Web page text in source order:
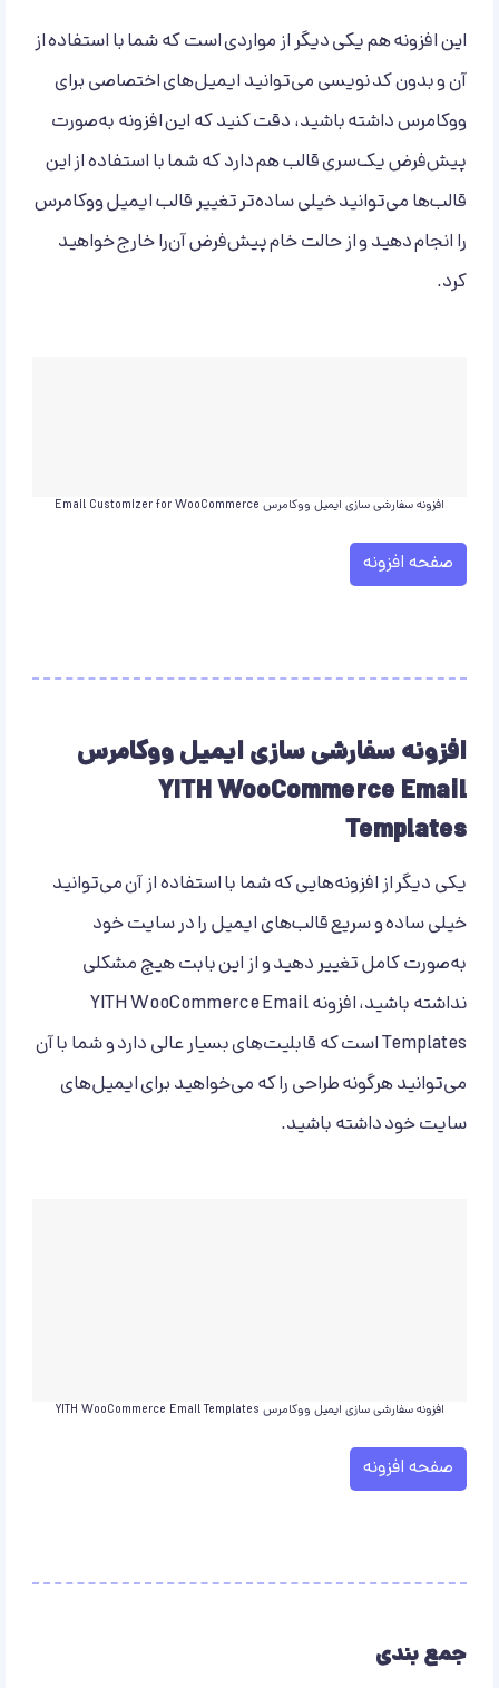
این افزونه هم یکی دیگر از مواردی است که شما با استفاده از
آن و بدون کد نویسی می‌توانید ایمیل‌های اختصاصی برای
ووکامرس داشته باشید، دقت کنید که این افزونه به‌صورت
پیش‌فرض یک‌سری قالب هم دارد که شما با استفاده از این
قالب‌ها می‌توانید خیلی ساده‌تر تغییر قالب ایمیل ووکامرس
را انجام دهید و از حالت خام پیش‌فرض آن‌را خارج خواهید
کرد.
افزونه سفارشی سازی ایمیل ووکامرس Email Customizer for WooCommerce
صفحه افزونه
افزونه سفارشی سازی ایمیل ووکامرس
YITH WooCommerce Email
Templates
یکی دیگر از افزونه‌هایی که شما با استفاده از آن می‌توانید
خیلی ساده و سریع قالب‌های ایمیل را در سایت خود
به‌صورت کامل تغییر دهید و از این بابت هیچ مشکلی
نداشته باشید، افزونه YITH WooCommerce Email
Templates است که قابلیت‌های بسیار عالی دارد و شما با آن
می‌توانید هرگونه طراحی را که می‌خواهید برای ایمیل‌های
سایت خود داشته باشید.
افزونه سفارشی سازی ایمیل ووکامرس YITH WooCommerce Email Templates
صفحه افزونه
جمع بندی